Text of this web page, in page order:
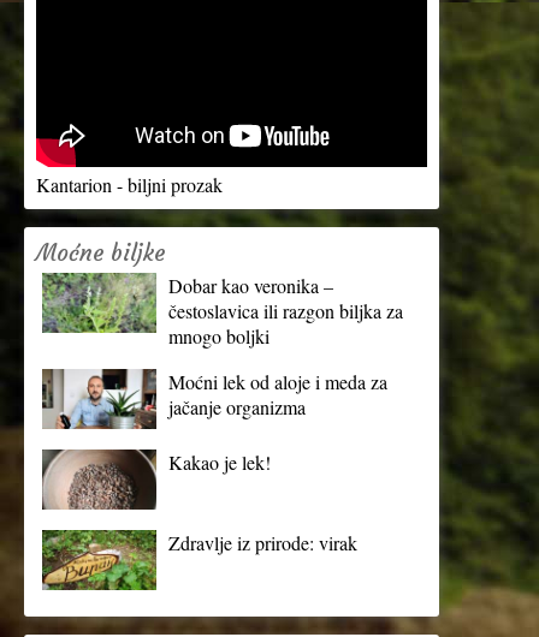
Kantarion - biljni prozak
Moćne biljke
Dobar kao veronika –
čestoslavica ili razgon biljka za
mnogo boljki
Moćni lek od aloje i meda za
jačanje organizma
Kakao je lek!
Zdravlje iz prirode: virak